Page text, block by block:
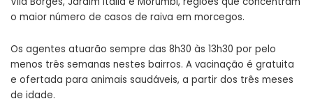
o maior número de casos de raiva em morcegos.
Os agentes atuarão sempre das 8h30 às 13h30 por pelo
menos três semanas nestes bairros. A vacinação é gratuita
e ofertada para animais saudáveis, a partir dos três meses
de idade.